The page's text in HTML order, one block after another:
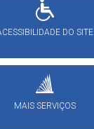
DO SITE
MAIS SERVIÇOS